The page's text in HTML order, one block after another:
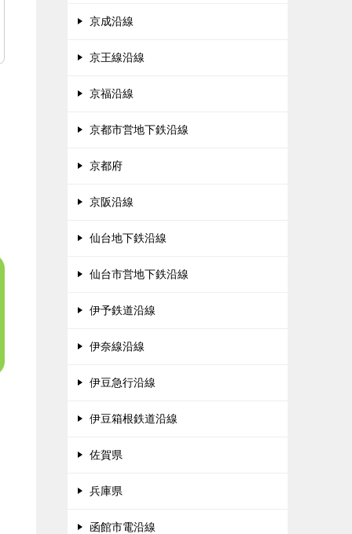
京成沿線
京王線沿線
京福沿線
京都市営地下鉄沿線
京都府
京阪沿線
仙台地下鉄沿線
仙台市営地下鉄沿線
伊予鉄道沿線
伊奈線沿線
伊豆急行沿線
伊豆箱根鉄道沿線
佐賀県
兵庫県
函館市電沿線